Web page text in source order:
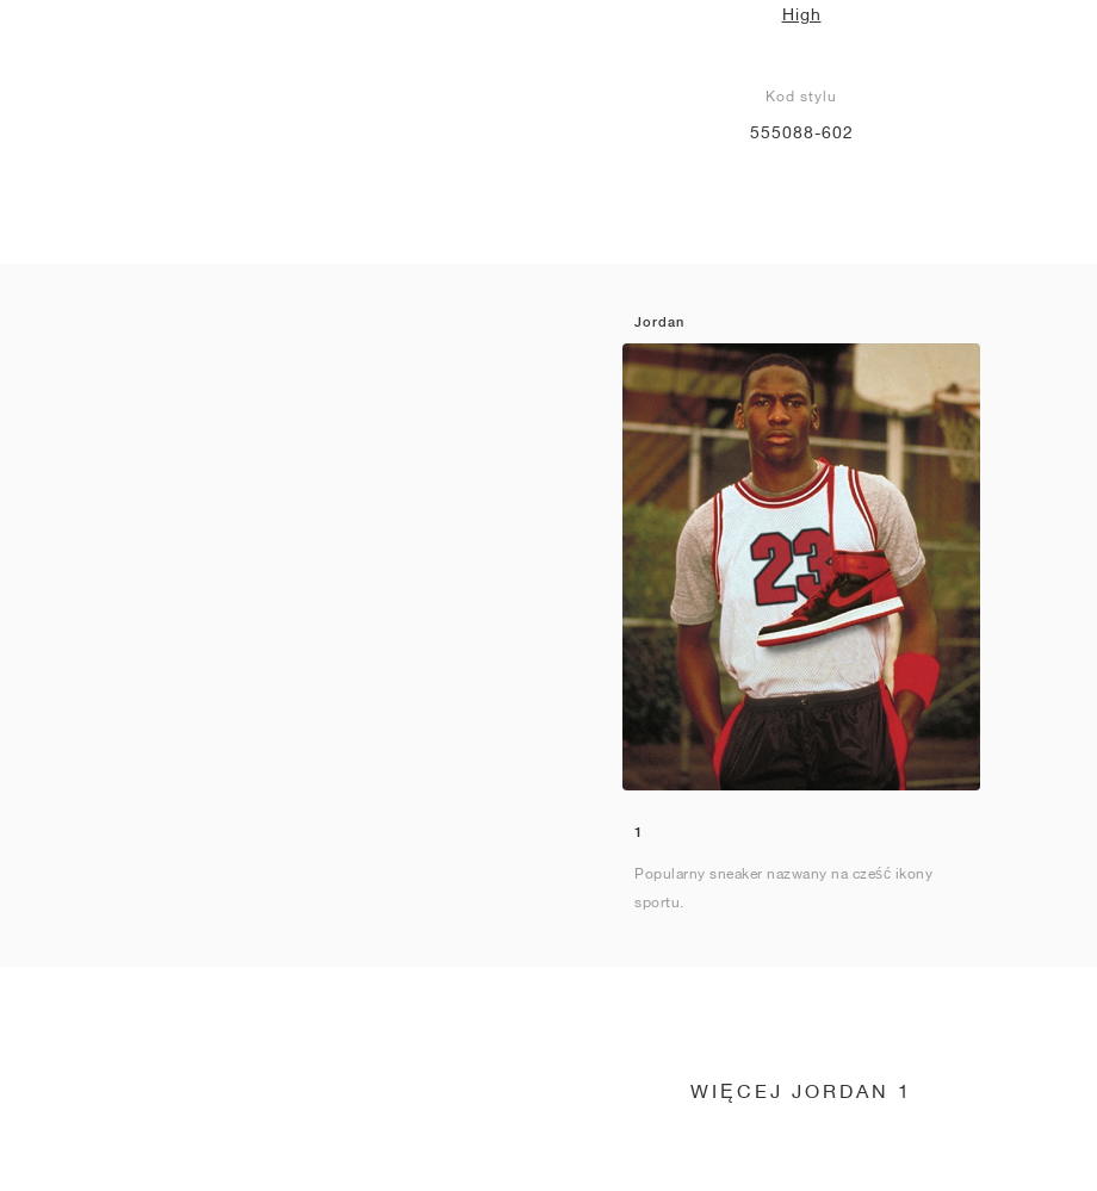
High
Kod stylu
555088-602
Jordan
1
Popularny sneaker nazwany na cześć ikony
sportu.
WIĘCEJ JORDAN 1